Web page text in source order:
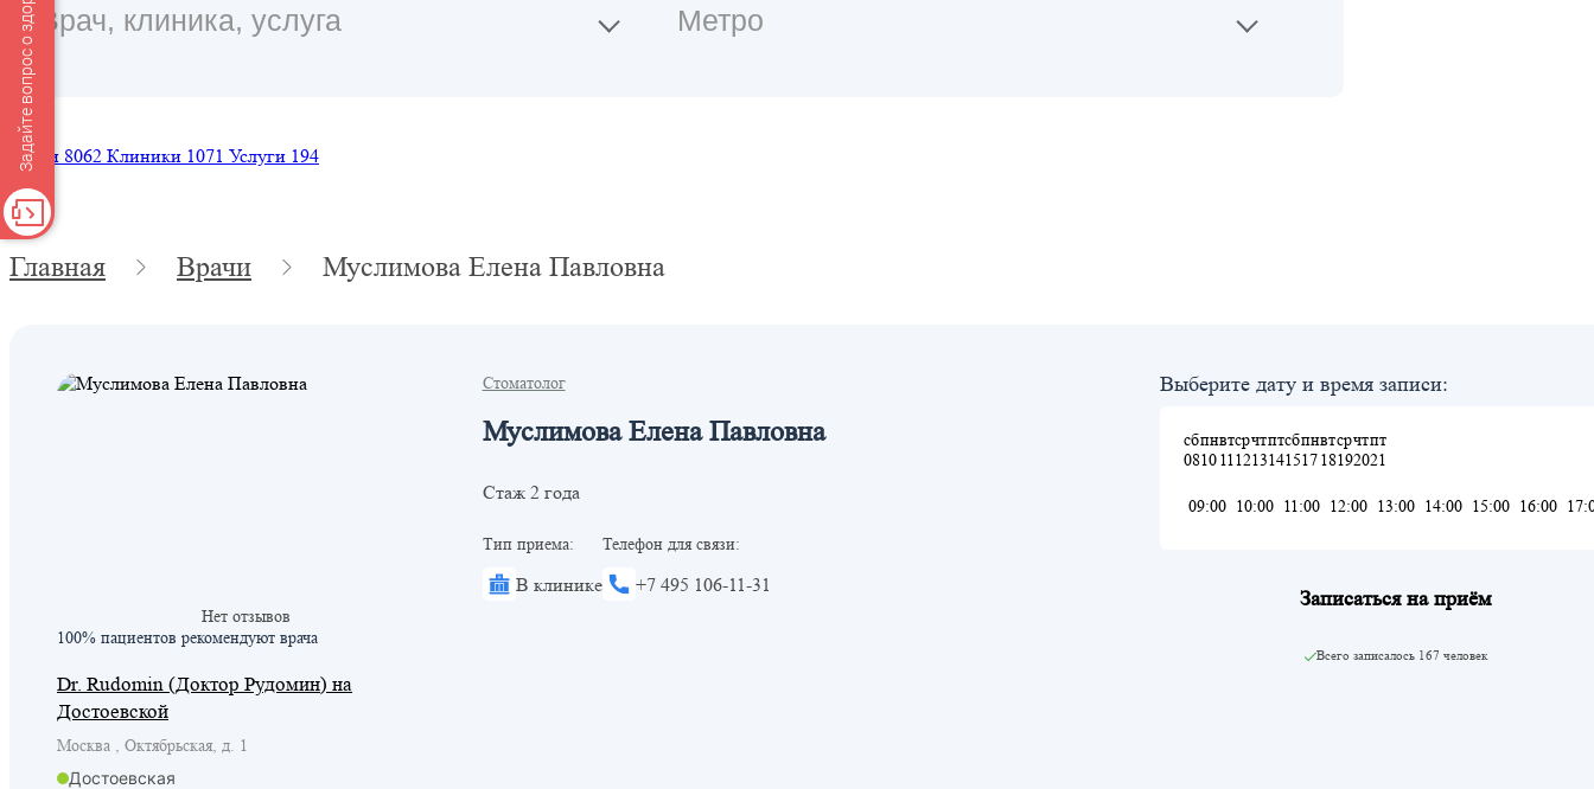
Врачи 8062 Клиники 1071 Услуги 194
Главная Врачи Муслимова Елена Павловна
Нет отзывов
100% пациентов рекомендуют врача
Dr. Rudomin (Доктор Рудомин) на
Достоевской
Москва , Октябрьская, д. 1
Достоевская
Стоматолог
Муслимова Елена Павловна
Стаж 2 года
Тип приема:
В клинике
Телефон для связи:
+7 495 106-11-31
Выберите дату и время записи:
сб
08
пн
10
вт
11
ср
12
чт
13
пт
14
сб
15
пн
17
вт
18
ср
19
чт
20
пт
21
09:00 10:00 11:00 12:00 13:00 14:00 15:00 16:00
Записаться на приём
Всего записалось 167 человек
Задайте вопрос о здоровье